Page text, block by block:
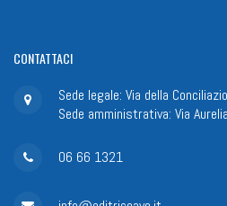
CONTATTACI
Sede legale: Via della
Sede amministrativa: Via
06 66 1321